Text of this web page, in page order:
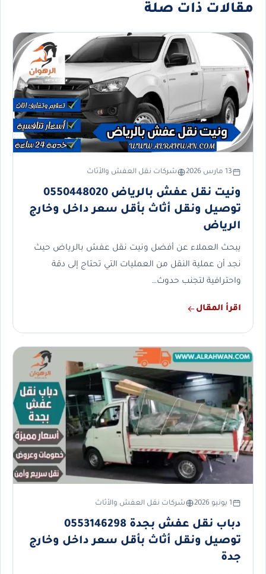
مقالات ذات صلة
13 مارس 2026 شركات نقل العفش والأثاث
ونيت نقل عفش بالرياض 0550448020
توصيل ونقل أثاث بأقل سعر داخل وخارج
الرياض
يبحث العملاء عن أفضل ونيت نقل عفش بالرياض حيث
نجد أن عملية النقل من العمليات التي تحتاج إلى دقة
واحترافية لتجنب حدوث…
اقرأ المقال
1 يونيو 2026 شركات نقل العفش والأثاث
دباب نقل عفش بجدة 0553146298
توصيل ونقل أثاث بأقل سعر داخل وخارج
جدة